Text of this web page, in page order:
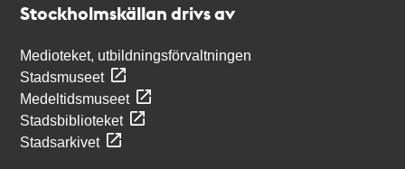
Stockholmskällan drivs av
Medioteket, utbildningsförvaltningen
Stadsmuseet
Medeltidsmuseet
Stadsbiblioteket
Stadsarkivet